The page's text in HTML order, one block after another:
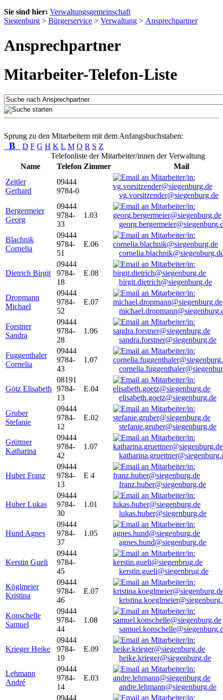
Sie sind hier: Verwaltungsgemeinschaft
Siegenburg > Bürgerservice > Verwaltung > Ansprechpartner
Ansprechpartner
Mitarbeiter-Telefon-Liste
Sprung zu den Mitarbeitern mit dem Anfangsbuchstaben:
B D F G H K L M O R S Z
Telefonliste der Mitarbeiter/innen der Verwaltung
Name
Telefon Zimmer
Mail
Zeitler
Gerhard
09444
9784-0
vg.vorsitzender@siegenburg.de
Bergermeier
Georg
09444
9784-
33
1.03
Blachnik
Cornelia
09444
9784-
51
E.06
Dietrich Birgit
09444
9784-
18
E.08
birgit.dietrich@siegenburg.de
Dropmann
Michael
09444
9784-
52
E.07
Forstner
Sandra
09444
9784-
28
1.06
sandra.forstner@siegenburg.de
Fuggenthaler
Cornelia
09444
9784-
43
1.07
Götz Elisabeth
08191
9784-
13
E.04
elisabeth.goetz@siegenburg.de
Gruber
Stefanie
09444
9784-
12
E.02
stefanie.gruber@siegenburg.de
Grüttner
Katharina
09444
9784-
42
1.07
Huber Franz
09444
9784-
13
E 4
franz.huber@siegenburg.de
Huber Lukas
09444
9784-
30
1.01
lukas.huber@siegenburg.de
Hund Agnes
09444
9784-
37
1.05
agnes.hund@siegenburg.de
Kerstin Gueli
09444
9784-
45
kerstin.gueli@siegenbrug.de
Köglmeier
Kristina
09444
9784-
46
E.07
Konschelle
Samuel
09444
9784-
44
1.08
Krieger Heike
09444
9784-
19
E.09
heike.krieger@siegenburg.de
Lehmann
André
09444
9784-
14
E.03
andre.lehmann@siegenburg.de
09444